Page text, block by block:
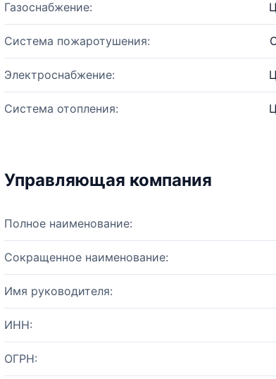
Газоснабжение:
Система пожаротушения:
Электроснабжение:
Система отопления:
Управляющая компания
Полное наименование:
Сокращенное наименование:
Имя руководителя:
ИНН:
ОГРН: